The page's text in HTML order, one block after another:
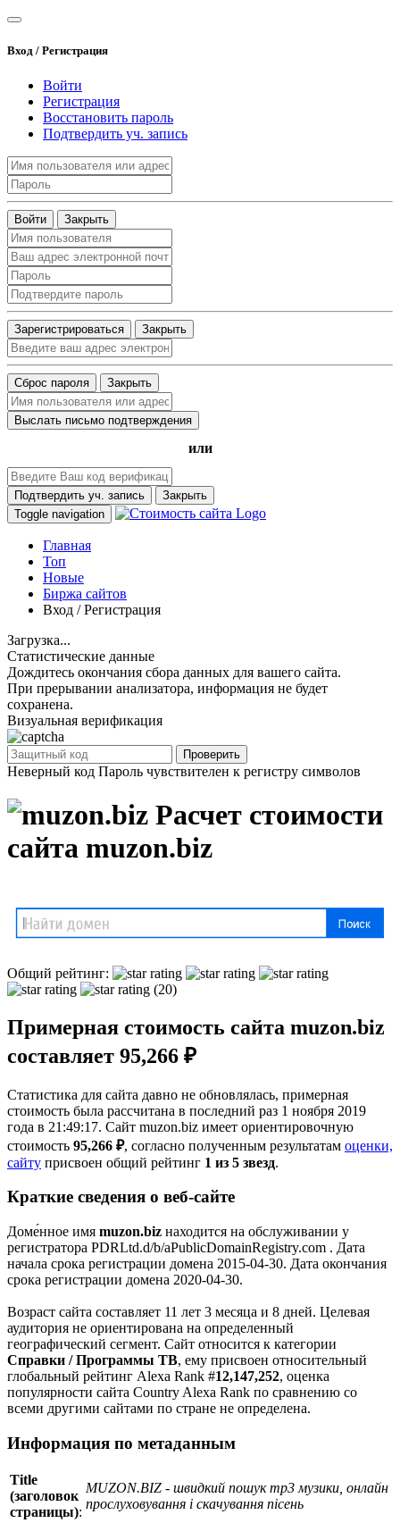
Вход / Регистрация
Войти
Регистрация
Восстановить пароль
Подтвердить уч. запись
Войти Закрыть
Зарегистрироваться Закрыть
Сброс пароля Закрыть
Выслать письмо подтверждения
или
Подтвердить уч. запись
Закрыть
Toggle navigation
Главная
Топ
Новые
Биржа сайтов
Вход / Регистрация
Загрузка...
Статистические данные
Дождитесь окончания сбора данных для вашего сайта.
При прерывании анализатора, информация не будет
сохранена.
Визуальная верификация
Проверить
Неверный код Пароль чувствителен к регистру символов
Расчет стоимости
сайта muzon.biz
Общий рейтинг:
(20)
Примерная стоимость сайта muzon.biz
составляет 95,266 ₽
Статистика для сайта давно не обновлялась, примерная
стоимость была рассчитана в последний раз 1 ноября 2019
года в 21:49:17. Сайт muzon.biz имеет ориентировочную
стоимость 95,266 ₽, cогласно полученным результатам оценки,
сайту присвоен общий рейтинг 1 из 5 звезд.
Краткие сведения о веб-сайте
Доме́нное имя muzon.biz находится на обслуживании у
регистратора PDRLtd.d/b/aPublicDomainRegistry.com . Дата
начала срока регистрации домена 2015-04-30. Дата окончания
срока регистрации домена 2020-04-30.
Возраст сайта составляет 11 лет 3 месяца и 8 дней. Целевая
аудитория не ориентирована на определенный
географический сегмент. Сайт относится к категории
Справки / Программы ТВ, ему присвоен относительный
глобальный рейтинг Alexa Rank #12,147,252, оценка
популярности сайта Country Alexa Rank по сравнению со
всеми другими сайтами по стране не определена.
Информация по метаданным
Title
(заголовок
страницы):
MUZON.BIZ - швидкий пошук mp3 музики, онлайн
прослуховування і скачування пісень